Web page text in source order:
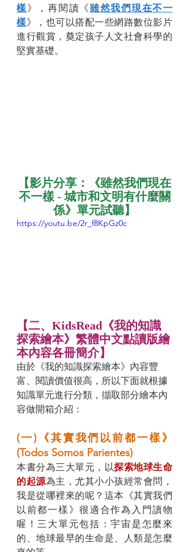
樣》，再閱讀《雖然我們現在不一
樣》，也可以搭配一些網路數位影片
進行觀賞，奠定孩子人文社會科學的
堅實基礎。
【影片分享：《雖然我們現在
不一樣 - 城市和文明有什麼關
係》單元試聽】
https://youtu.be/2r_f8KpGz0c
【二、KidsRead《我的知識
探索繪本》繁體中文點讀版繪
本內容各冊簡介】
由於《我的知識探索繪本》內容豐
富、閱讀價值很高，所以下面就根據
知識單元進行分類，擷取部分繪本內
容做開箱介紹：
(一)《其實我們以前都一樣》
(Todos Somos Parientes)
本書分為三大單元，以探索地球生命
的起源為主，尤其小小孩經常會問，
我是從哪裡來的呢？這本《其實我們
以前都一樣》很適合作為入門讀物
喔！三大單元包括：宇宙是怎麼來
的、地球最早的生命是、人類是怎麼